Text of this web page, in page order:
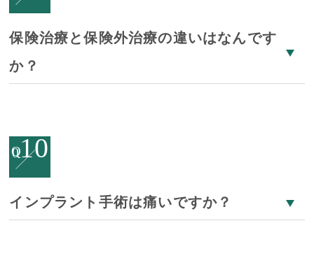
保険治療と保険外治療の違いはなんです
か？
Q
010
インプラント手術は痛いですか？